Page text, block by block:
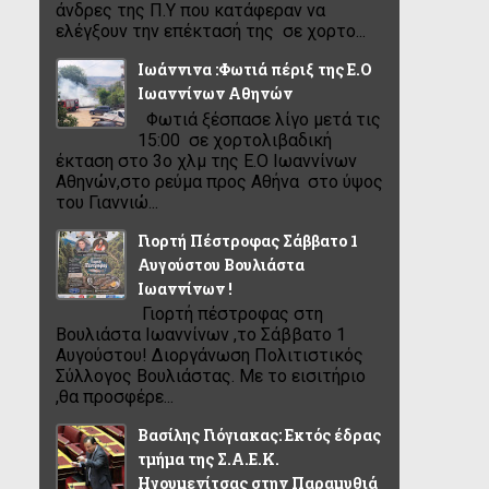
άνδρες της Π.Υ που κατάφεραν να
ελέγξουν την επέκτασή της σε χορτο...
Ιωάννινα :Φωτιά πέριξ της Ε.Ο
Ιωαννίνων Αθηνών
Φωτιά ξέσπασε λίγο μετά τις
15:00 σε χορτολιβαδική
έκταση στο 3ο χλμ της Ε.Ο Ιωαννίνων
Αθηνών,στο ρεύμα προς Αθήνα στο ύψος
του Γιαννιώ...
Γιορτή Πέστροφας Σάββατο 1
Αυγούστου Βουλιάστα
Ιωαννίνων !
Γιορτή πέστροφας στη
Βουλιάστα Ιωαννίνων ,το Σάββατο 1
Αυγούστου! Διοργάνωση Πολιτιστικός
Σύλλογος Βουλιάστας. Με το εισιτήριο
,θα προσφέρε...
Βασίλης Γιόγιακας: Εκτός έδρας
τμήμα της Σ.Α.Ε.Κ.
Ηγουμενίτσας στην Παραμυθιά